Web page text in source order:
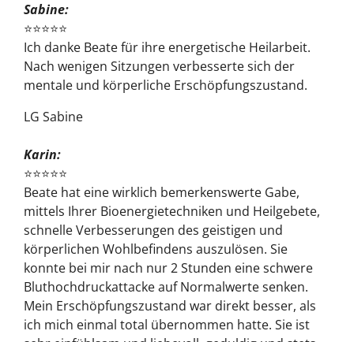
Sabine:
⭐⭐⭐⭐⭐
Ich danke Beate für ihre energetische Heilarbeit.
Nach wenigen Sitzungen verbesserte sich der
mentale und körperliche Erschöpfungszustand.
LG Sabine
Karin:
⭐⭐⭐⭐⭐
Beate hat eine wirklich bemerkenswerte Gabe,
mittels Ihrer Bioenergietechniken und Heilgebete,
schnelle Verbesserungen des geistigen und
körperlichen Wohlbefindens auszulösen. Sie
konnte bei mir nach nur 2 Stunden eine schwere
Bluthochdruckattacke auf Normalwerte senken.
Mein Erschöpfungszustand war direkt besser, als
ich mich einmal total übernommen hatte. Sie ist